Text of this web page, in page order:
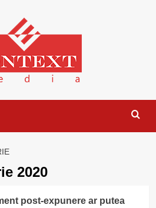
2020
post-expunere ar putea